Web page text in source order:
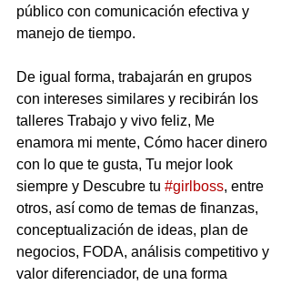
público con comunicación efectiva y
manejo de tiempo.
De igual forma, trabajarán en grupos
con intereses similares y recibirán los
talleres Trabajo y vivo feliz, Me
enamora mi mente, Cómo hacer dinero
con lo que te gusta, Tu mejor look
siempre y Descubre tu #girlboss, entre
otros, así como de temas de finanzas,
conceptualización de ideas, plan de
negocios, FODA, análisis competitivo y
valor diferenciador, de una forma